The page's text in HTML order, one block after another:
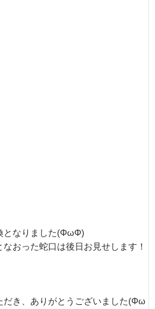
となりました(ΦωΦ)
おった蛇口は後日お見せします！
だき、ありがとうございました(Φω